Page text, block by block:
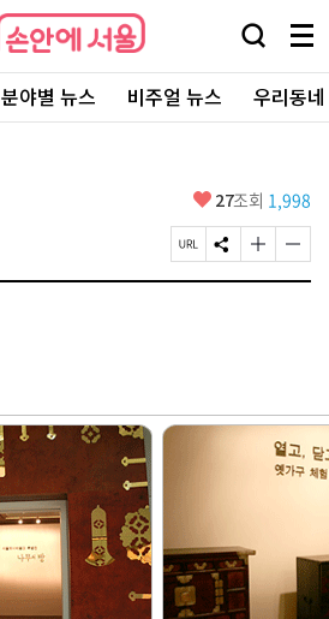
검
창
열
기
메
뉴
전
체
보
분야별 뉴스 비주얼 뉴스 우리동
좋
요
27조회 1,998
페
이
S
N
글
자
하
기
글
자
하
기